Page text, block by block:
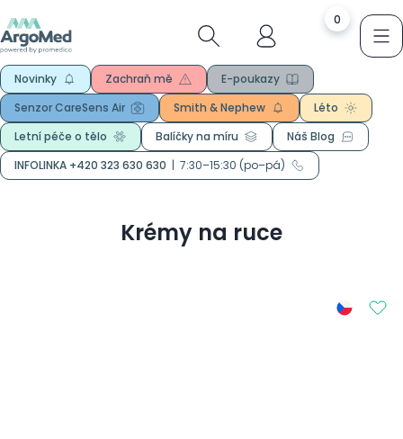
0
Novinky Zachraň mě
E-poukazy
Senzor CareSens Air
Smith & Nephew
Léto
Letní péče o tělo
Balíčky na míru
Náš Blog
INFOLINKA +420 323 630 630 | 7:30–15:30 (po–pá)
Krémy na ruce